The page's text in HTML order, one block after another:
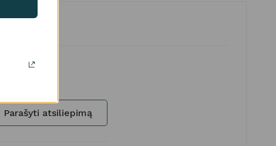
Parašyti atsiliepimą